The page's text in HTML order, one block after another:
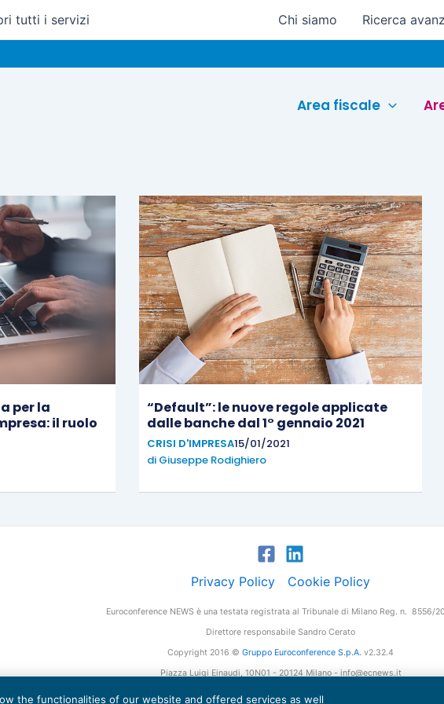
tutti i servizi Chi siamo Ricerca
Area fiscale
per la
il ruolo
“Default”: le nuove regole applicate
dalle banche dal 1° gennaio 2021
CRISI D'IMPRESA15/01/2021
di Giuseppe Rodighiero
Privacy Policy Cookie Policy
Euroconference NEWS è una testata registrata al Tribunale di Milano Reg. n. 8556/
Direttore responsabile Sandro Cerato
Copyright 2016 © Gruppo Euroconference S.p.A. v2.32.4
Piazza Luigi Einaudi, 10N01 - 20124 Milano - info@ecnews.it
Capitale Sociale € 300.000,00 i.v. C.F. P.IVA Iscrizione Registro Imprese di Milano
the functionalities of our website and offered services as well